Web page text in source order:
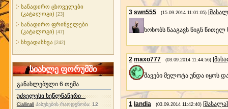
სანადირო ცხოველები
(კატალოგი) [23]
სანადირო ფრინველები
(კატალოგი) [47]
სხვადასხვა [242]
სიახლე ფორუმში
განახლებული 6 თემა
უძველესი ხეწლნაწერი
Ciallinall პასუხების რაოდენობა:12
3 swn555 (15.09.2014 11:01:05) [
ხოხობს წააგავს წიგნ წითელ
2 maxo777 (03.09.2014 11:44:56) [
შავები მელოტა უნდა იყოს
1 landia (03.09.2014 11:42:40) [მასალა]